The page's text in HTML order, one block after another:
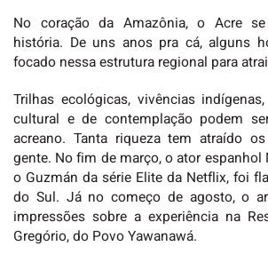
No coração da Amazônia, o Acre
história. De uns anos pra cá, alguns
focado nessa estrutura regional para
Trilhas ecológicas, vivências
cultural e de contemplação podem
acreano. Tanta riqueza tem atraído
gente. No fim de março, o ator espanhol
o Guzmán da série Elite da Netflix, foi
do Sul. Já no começo de agosto, o
impressões sobre a experiência na
Gregório, do Povo Yawanawá.